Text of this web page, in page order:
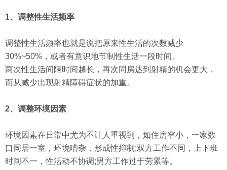
1、调整性生活频率
调整性生活频率也就是说把原来性生活的次数减少
30%~50%，或者有意识地节制性生活一段时间。
两次性生活间隔时间越长，再次同房达到射精的机会更大，
而从减少出现射精障碍症状的加重。
2、调整环境因素
环境因素在日常中尤为不让人重视到，如住房窄小，一家数
口同居一室，环境嘈杂，形成性抑制;双方工作不同，上下班
时间不一，性活动不协调;男方工作过于劳累等。